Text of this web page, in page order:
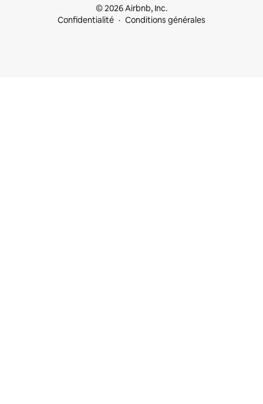
© 2026 Airbnb, Inc.
Confidentialité
Conditions générales